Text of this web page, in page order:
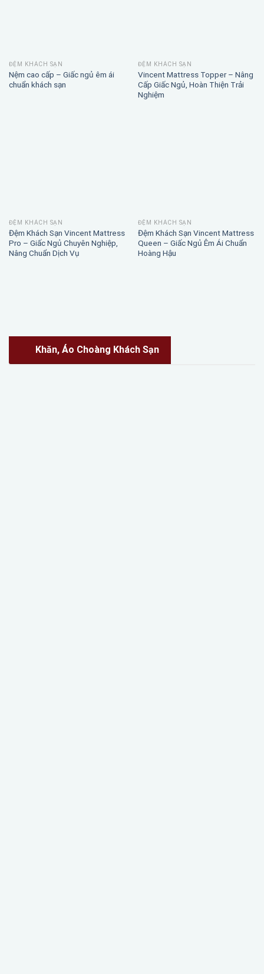
ĐỆM KHÁCH SẠN
Nệm cao cấp – Giấc ngủ êm ái
chuẩn khách sạn
ĐỆM KHÁCH SẠN
Vincent Mattress Topper – Nâng
Cấp Giấc Ngủ, Hoàn Thiện Trải
Nghiệm
ĐỆM KHÁCH SẠN
Đệm Khách Sạn Vincent Mattress
Pro – Giấc Ngủ Chuyên Nghiệp,
Nâng Chuẩn Dịch Vụ
ĐỆM KHÁCH SẠN
Đệm Khách Sạn Vincent Mattress
Queen – Giấc Ngủ Êm Ái Chuẩn
Hoàng Hậu
Khăn, Áo Choàng Khách Sạn